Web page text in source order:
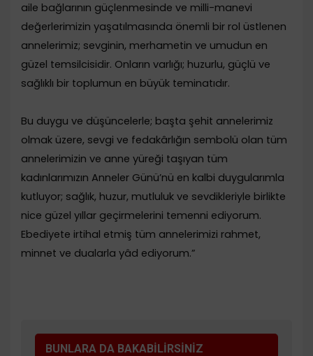
aile bağlarının güçlenmesinde ve milli-manevi
değerlerimizin yaşatılmasında önemli bir rol üstlenen
annelerimiz; sevginin, merhametin ve umudun en
güzel temsilcisidir. Onların varlığı; huzurlu, güçlü ve
sağlıklı bir toplumun en büyük teminatıdır.
Bu duygu ve düşüncelerle; başta şehit annelerimiz
olmak üzere, sevgi ve fedakârlığın sembolü olan tüm
annelerimizin ve anne yüreği taşıyan tüm
kadınlarımızın Anneler Günü’nü en kalbi duygularımla
kutluyor; sağlık, huzur, mutluluk ve sevdikleriyle birlikte
nice güzel yıllar geçirmelerini temenni ediyorum.
Ebediyete irtihal etmiş tüm annelerimizi rahmet,
minnet ve dualarla yâd ediyorum.”
BUNLARA DA BAKABİLİRSİNİZ